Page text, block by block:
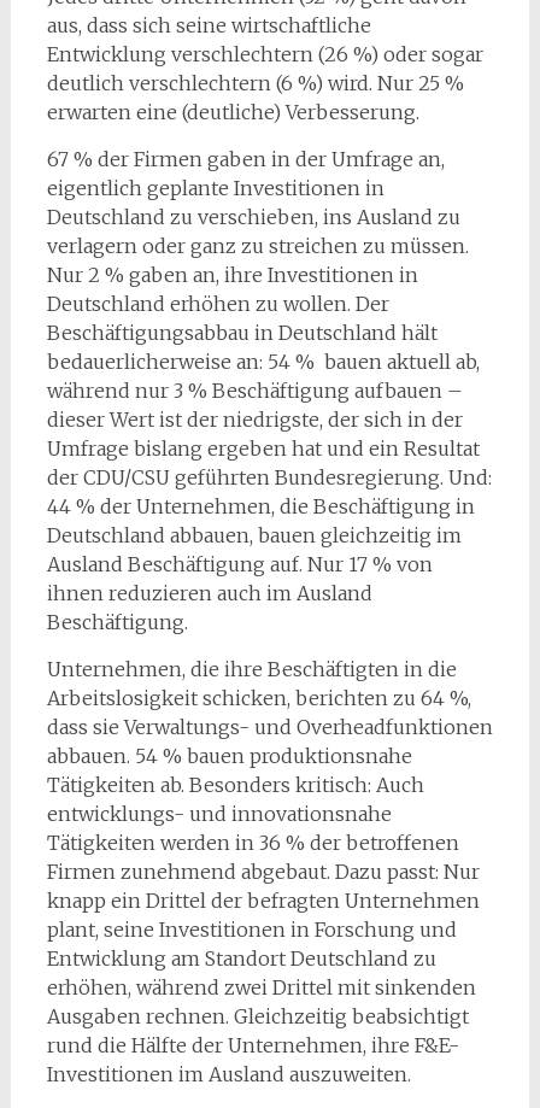
aus, dass sich seine wirtschaftliche
Entwicklung verschlechtern (26 %) oder sogar
deutlich verschlechtern (6 %) wird. Nur 25 %
erwarten eine (deutliche) Verbesserung.
67 % der Firmen gaben in der Umfrage an,
eigentlich geplante Investitionen in
Deutschland zu verschieben, ins Ausland zu
verlagern oder ganz zu streichen zu müssen.
Nur 2 % gaben an, ihre Investitionen in
Deutschland erhöhen zu wollen. Der
Beschäftigungsabbau in Deutschland hält
bedauerlicherweise an: 54 % bauen aktuell ab,
während nur 3 % Beschäftigung aufbauen –
dieser Wert ist der niedrigste, der sich in der
Umfrage bislang ergeben hat und ein Resultat
der CDU/CSU geführten Bundesregierung. Und:
44 % der Unternehmen, die Beschäftigung in
Deutschland abbauen, bauen gleichzeitig im
Ausland Beschäftigung auf. Nur 17 % von
ihnen reduzieren auch im Ausland
Beschäftigung.
Unternehmen, die ihre Beschäftigten in die
Arbeitslosigkeit schicken, berichten zu 64 %,
dass sie Verwaltungs- und Overheadfunktionen
abbauen. 54 % bauen produktionsnahe
Tätigkeiten ab. Besonders kritisch: Auch
entwicklungs- und innovationsnahe
Tätigkeiten werden in 36 % der betroffenen
Firmen zunehmend abgebaut. Dazu passt: Nur
knapp ein Drittel der befragten Unternehmen
plant, seine Investitionen in Forschung und
Entwicklung am Standort Deutschland zu
erhöhen, während zwei Drittel mit sinkenden
Ausgaben rechnen. Gleichzeitig beabsichtigt
rund die Hälfte der Unternehmen, ihre F&E-
Investitionen im Ausland auszuweiten.